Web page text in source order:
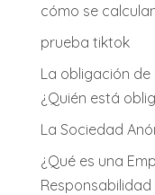
cómo se
prueba tiktok
La obligación de
¿Quién está
La Sociedad
¿Qué es una
Responsabilidad